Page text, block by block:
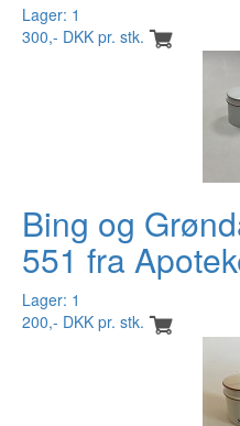
Lager: 1
300,- DKK pr. stk.
Bing og
551 fra
Lager: 1
200,- DKK pr. stk.